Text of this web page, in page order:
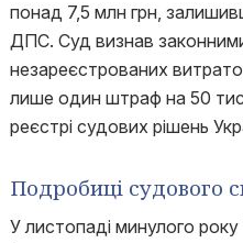
понад 7,5 млн грн,
ДПС. Суд визнав
незареєстрованих
лише один штраф на 50
реєстрі судових рішень
Подробиці судового
У листопаді минулого